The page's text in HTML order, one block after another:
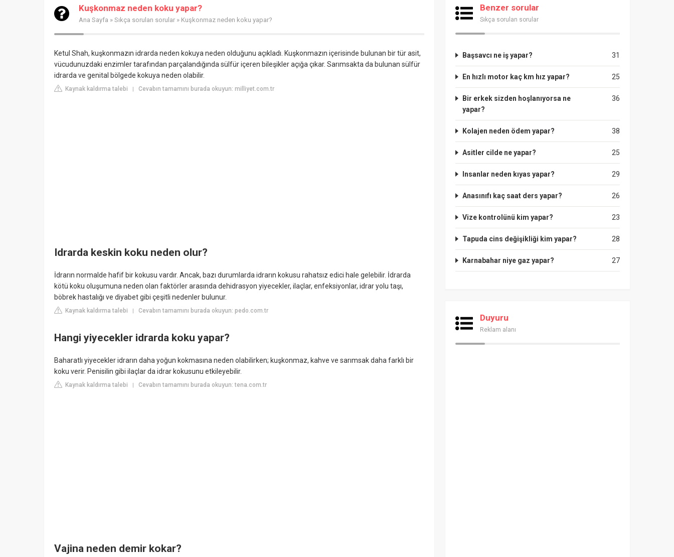
Kuşkonmaz neden koku yapar?
Ana Sayfa » Sıkça sorulan sorular » Kuşkonmaz neden koku yapar?
Ketul Shah, kuşkonmazın idrarda neden kokuya neden olduğunu açıkladı. Kuşkonmazın içerisinde bulunan bir tür asit,
vücudunuzdaki enzimler tarafından parçalandığında sülfür içeren bileşikler açığa çıkar. Sarımsakta da bulunan sülfür
idrarda ve genital bölgede kokuya neden olabilir.
Kaynak kaldırma talebi | Cevabın tamamını burada okuyun: milliyet.com.tr
Idrarda keskin koku neden olur?
İdrarın normalde hafif bir kokusu vardır. Ancak, bazı durumlarda idrarın kokusu rahatsız edici hale gelebilir. İdrarda
kötü koku oluşumuna neden olan faktörler arasında dehidrasyon yiyecekler, ilaçlar, enfeksiyonlar, idrar yolu taşı,
böbrek hastalığı ve diyabet gibi çeşitli nedenler bulunur.
Kaynak kaldırma talebi Cevabın tamamını burada okuyun: pedo.com.tr
Hangi yiyecekler idrarda koku yapar?
Baharatlı yiyecekler idrarın daha yoğun kokmasına neden olabilirken; kuşkonmaz, kahve ve sarımsak daha farklı bir
koku verir. Penisilin gibi ilaçlar da idrar kokusunu etkileyebilir.
Kaynak kaldırma talebi Cevabın tamamını burada okuyun: tena.com.tr
Vajina neden demir kokar?
Benzer sorular
Sıkça sorulan sorular
31
Başsavcı ne iş yapar?
25
En hızlı motor kaç km hız yapar?
36
Bir erkek sizden hoşlanıyorsa ne
yapar?
38
Kolajen neden ödem yapar?
25
Asitler cilde ne yapar?
29
Insanlar neden kıyas yapar?
26
Anasınıfı kaç saat ders yapar?
23
Vize kontrolünü kim yapar?
28
Tapuda cins değişikliği kim yapar?
27
Karnabahar niye gaz yapar?
Duyuru
Reklam alanı